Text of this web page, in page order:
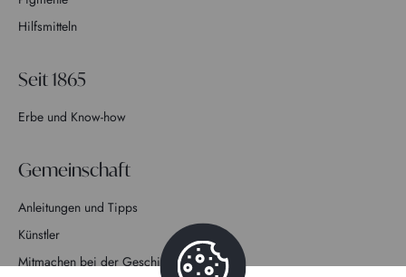
Hilfsmitteln
Seit 1865
Erbe und Know-how
Gemeinschaft
Anleitungen und Tipps
Künstler
Mitmachen bei der Geschichte